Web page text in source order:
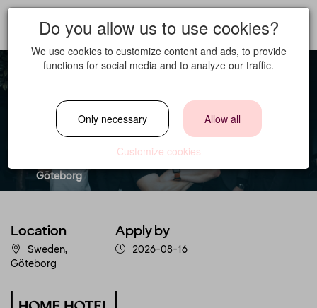
Fastighetstekniker
Göteborg
Location
Sweden,
Göteborg
Apply by
2026-08-16
Do you allow us to use cookies?
We use cookies to customize content and ads, to provide
functions for social media and to analyze our traffic.
Only necessary Allow all
Customize cookies